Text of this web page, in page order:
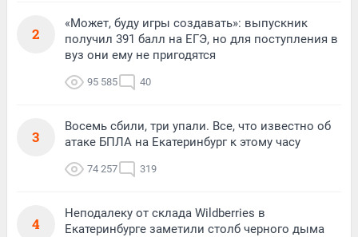
2
«Может, буду игры создавать»: выпускник
получил 391 балл на ЕГЭ, но для поступления в
вуз они ему не пригодятся
95 585 40
3
Восемь сбили, три упали. Все, что известно об
атаке БПЛА на Екатеринбург к этому часу
74 257 319
4
Неподалеку от склада Wildberries в
Екатеринбурге заметили столб черного дыма